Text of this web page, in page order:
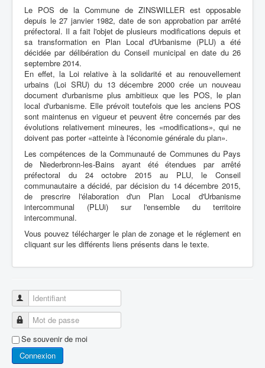
Le POS de la Commune de ZINSWILLER est opposable
depuis le 27 janvier 1982, date de son approbation par arrêté
préfectoral. Il a fait l'objet de plusieurs modifications depuis et
sa transformation en Plan Local d'Urbanisme (PLU) a été
décidée par délibération du Conseil municipal en date du 26
septembre 2014.
En effet, la Loi relative à la solidarité et au renouvellement
urbains (Loi SRU) du 13 décembre 2000 crée un nouveau
document d'urbanisme plus ambitieux que les POS, le plan
local d'urbanisme. Elle prévoit toutefois que les anciens POS
sont maintenus en vigueur et peuvent être concernés par des
évolutions relativement mineures, les «modifications», qui ne
doivent pas porter «atteinte à l'économie générale du plan».
Les compétences de la Communauté de Communes du Pays
de Niederbronn-les-Bains ayant été étendues par arrêté
préfectoral du 24 octobre 2015 au PLU, le Conseil
communautaire a décidé, par décision du 14 décembre 2015,
de prescrire l'élaboration d'un Plan Local d'Urbanisme
intercommunal (PLUi) sur l'ensemble du territoire
intercommunal.
Vous pouvez télécharger le plan de zonage et le réglement en
cliquant sur les différents liens présents dans le texte.
Identifiant
Mot de passe
Se souvenir de moi
Connexion